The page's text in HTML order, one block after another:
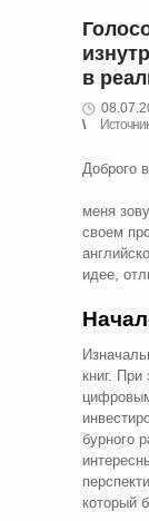
в
Источник
Доброго
меня
своем
идее,
книг.
бурного
который